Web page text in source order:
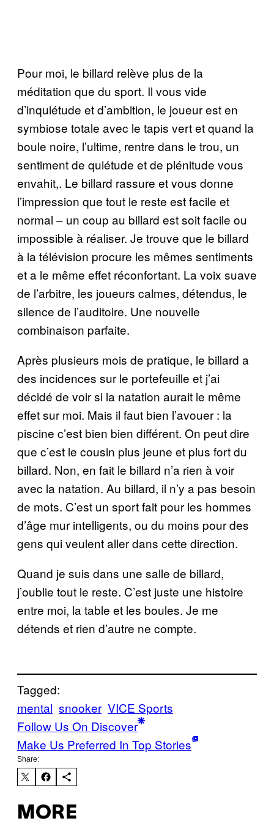
Pour moi, le billard relève plus de la
méditation que du sport. Il vous vide
d’inquiétude et d’ambition, le joueur est en
symbiose totale avec le tapis vert et quand la
boule noire, l’ultime, rentre dans le trou, un
sentiment de quiétude et de plénitude vous
envahit,. Le billard rassure et vous donne
l’impression que tout le reste est facile et
normal – un coup au billard est soit facile ou
impossible à réaliser. Je trouve que le billard
à la télévision procure les mêmes sentiments
et a le même effet réconfortant. La voix suave
de l’arbitre, les joueurs calmes, détendus, le
silence de l’auditoire. Une nouvelle
combinaison parfaite.
Après plusieurs mois de pratique, le billard a
des incidences sur le portefeuille et j’ai
décidé de voir si la natation aurait le même
effet sur moi. Mais il faut bien l’avouer : la
piscine c’est bien bien différent. On peut dire
que c’est le cousin plus jeune et plus fort du
billard. Non, en fait le billard n’a rien à voir
avec la natation. Au billard, il n’y a pas besoin
de mots. C’est un sport fait pour les hommes
d’âge mur intelligents, ou du moins pour des
gens qui veulent aller dans cette direction.
Quand je suis dans une salle de billard,
j’oublie tout le reste. C’est juste une histoire
entre moi, la table et les boules. Je me
détends et rien d’autre ne compte.
Tagged:
mental snooker VICE Sports
Follow Us On Discover
Make Us Preferred In Top Stories
Share:
MORE